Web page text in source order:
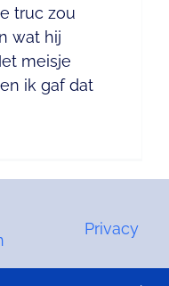
truc zou
wat hij
meisje
ik gaf dat
Privacy